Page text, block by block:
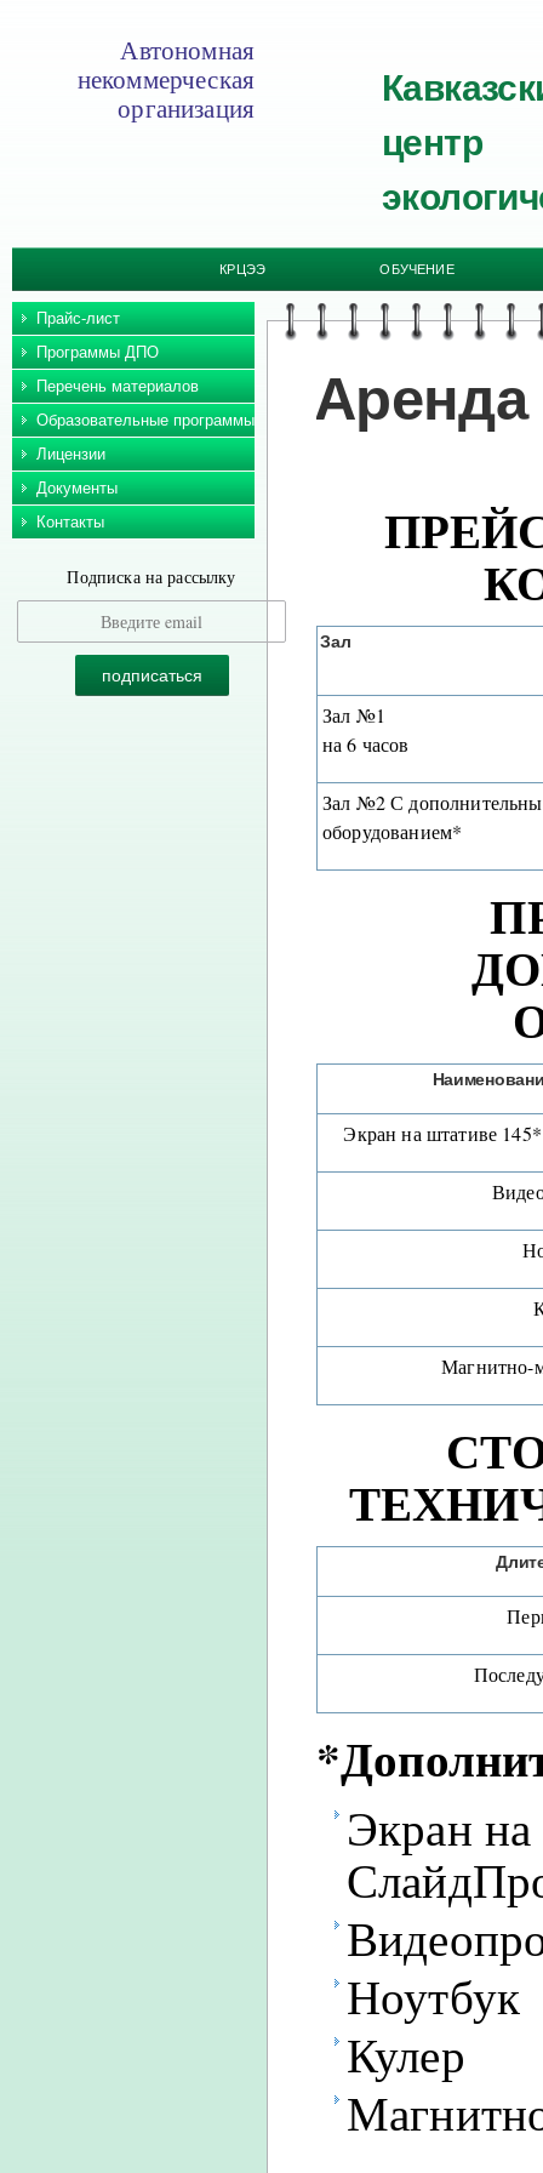
Автономная
некоммерческая
организация
центр
Прайс-лист
Программы ДПО
Перечень материалов
Образовательные программы
Лицензии
Документы
Контакты
Подписка на рассылку
Аренда
Зал
Зал №1
на 6 часов
Зал №2 С
оборудованием*
Экран на штативе
Магнитно-
Экран
Ноутбук
Кулер
КРЦЭЭ ОБУЧЕНИЕ